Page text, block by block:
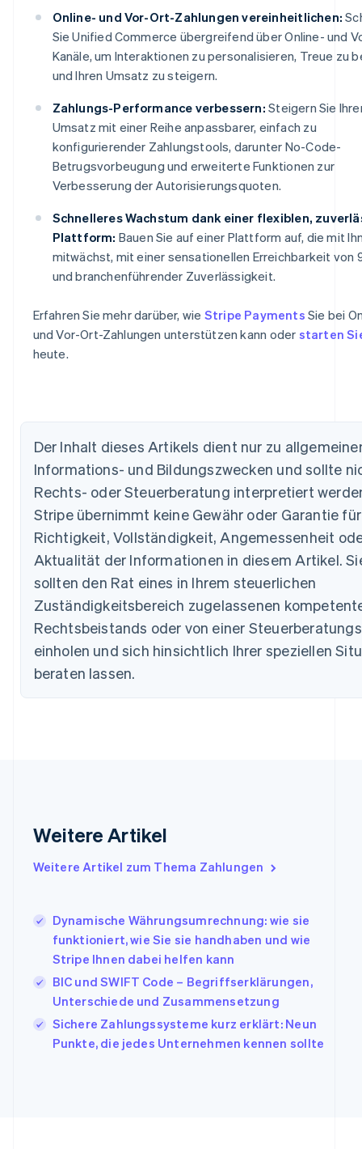
Online- und Vor-Ort-Zahlungen vereinheitlichen:
Sie Unified Commerce übergreifend über Online- und
Kanäle, um Interaktionen zu personalisieren, Treue zu
und Ihren Umsatz zu steigern.
Zahlungs-Performance verbessern: Steigern Sie
Umsatz mit einer Reihe anpassbarer, einfach zu
konfigurierender Zahlungstools, darunter No-Code-
Betrugsvorbeugung und erweiterte Funktionen zur
Verbesserung der Autorisierungsquoten.
Schnelleres Wachstum dank einer flexiblen,
Plattform: Bauen Sie auf einer Plattform auf, die mit
mitwächst, mit einer sensationellen Erreichbarkeit von
und branchenführender Zuverlässigkeit.
Erfahren Sie mehr darüber, wie Stripe Payments Sie bei
und Vor-Ort-Zahlungen unterstützen kann oder starten
heute.
Der Inhalt dieses Artikels dient nur zu
Informations- und Bildungszwecken und sollte
Rechts- oder Steuerberatung interpretiert
Stripe übernimmt keine Gewähr oder Garantie
Richtigkeit, Vollständigkeit, Angemessenheit
Aktualität der Informationen in diesem Artikel.
sollten den Rat eines in Ihrem steuerlichen
Zuständigkeitsbereich zugelassenen
Rechtsbeistands oder von einer
einholen und sich hinsichtlich Ihrer speziellen
beraten lassen.
Weitere Artikel
Weitere Artikel zum Thema Zahlungen
Dynamische Währungsumrechnung: wie sie
funktioniert, wie Sie sie handhaben und wie
Stripe Ihnen dabei helfen kann
BIC und SWIFT Code – Begriffserklärungen,
Unterschiede und Zusammensetzung
Sichere Zahlungssysteme kurz erklärt: Neun
Punkte, die jedes Unternehmen kennen sollte
Australien
English
Belgien
NederlandsFrançaisDeutschEnglish
Brasilien
Bulgarien
English
Dänemark
English
Deutschland
DeutschEnglish
Estland
English
Festlandchina
简体中文
Finnland
EnglishSvenska
English
English
Japan
Kanada
English Français
Kroatien
EnglishItaliano
English
Liechtenstein